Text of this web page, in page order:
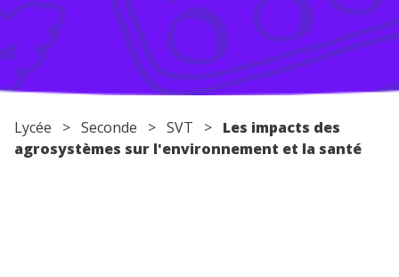
Conseils pour les parents
Lycée > Seconde > SVT > Les impacts des
agrosystèmes sur l'environnement et la santé